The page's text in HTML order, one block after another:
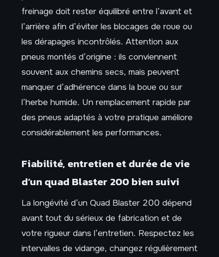
freinage doit rester équilibré entre l’avant et
l’arrière afin d’éviter les blocages de roue ou
les dérapages incontrôlés. Attention aux
pneus montés d’origine : ils conviennent
souvent aux chemins secs, mais peuvent
manquer d’adhérence dans la boue ou sur
l’herbe humide. Un remplacement rapide par
des pneus adaptés à votre pratique améliore
considérablement les performances.
Fiabilité, entretien et durée de vie
d’un quad Blaster 200 bien suivi
La longévité d’un Quad Blaster 200 dépend
avant tout du sérieux de fabrication et de
votre rigueur dans l’entretien. Respectez les
intervalles de vidange, changez régulièrement